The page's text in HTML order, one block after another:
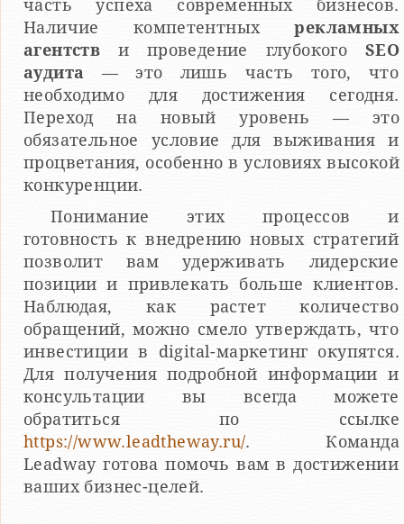
часть успеха современных бизнесов.
Наличие компетентныхрекламных
агентств и проведение глубокого SEO
аудита — это лишь часть того, что
необходимо для достижения сегодня.
Переход на новый уровень — это
обязательное условие для выживания и
процветания, особенно в условиях высокой
конкуренции.
Понимание этих процессов и
готовность к внедрению новых стратегий
позволит вам удерживать лидерские
позиции и привлекать больше клиентов.
Наблюдая, как растет количество
обращений, можно смело утверждать, что
инвестиции в digital-маркетинг окупятся.
Для получения подробной информации и
консультации вы всегда можете
обратиться по ссылке
https://www.leadtheway.ru/. Команда
Leadway готова помочь вам в достижении
ваших бизнес-целей.